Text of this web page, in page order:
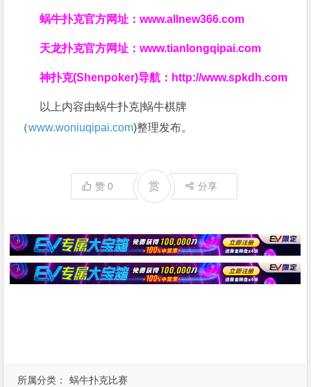
所属分类： 蜗牛扑克比赛
蜗牛扑克官方网址：www.allnew366.com
天龙扑克官方网址：www.tianlongqipai.com
神扑克(Shenpoker)导航： http://www.spkdh.com
以上内容由蜗牛扑克|蜗牛棋牌
（www.woniuqipai.com)整理发布。
赞0 赏 分享